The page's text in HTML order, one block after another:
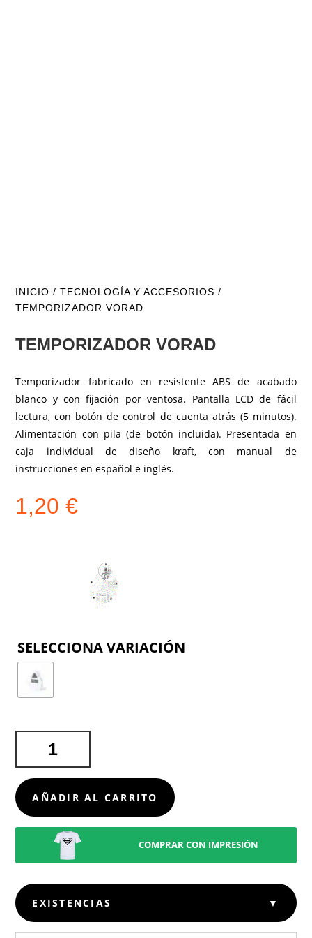
INICIO /TECNOLOGÍA Y ACCESORIOS /
TEMPORIZADOR VORAD
TEMPORIZADOR VORAD
Temporizador fabricado en resistente ABS de acabado
blanco y con fijación por ventosa. Pantalla LCD de fácil
lectura, con botón de control de cuenta atrás (5 minutos).
Alimentación con pila (de botón incluida). Presentada en
caja individual de diseño kraft, con manual de
instrucciones en español e inglés.
1,20€
CANTIDAD
AÑADIR AL CARRITO
COMPRAR CON IMPRESIÓN
EXISTENCIAS ▼